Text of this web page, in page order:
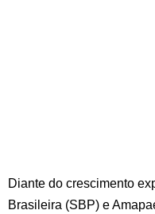
Diante do crescimento
Brasileira (SBP) e